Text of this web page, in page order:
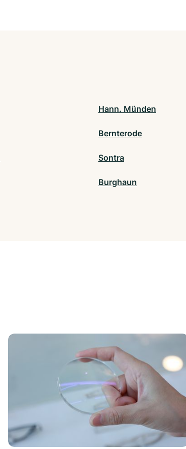
Hann. Münden
Bernterode
Sontra
Burghaun